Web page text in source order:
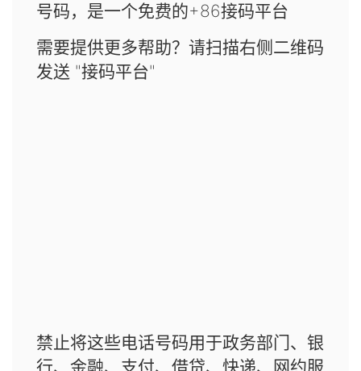
号码，是一个免费的+86接码平台
需要提供更多帮助？请扫描右侧二维码
发送 "接码平台"
禁止将这些电话号码用于政务部门、银
行、金融、支付、借贷、快递、网约服